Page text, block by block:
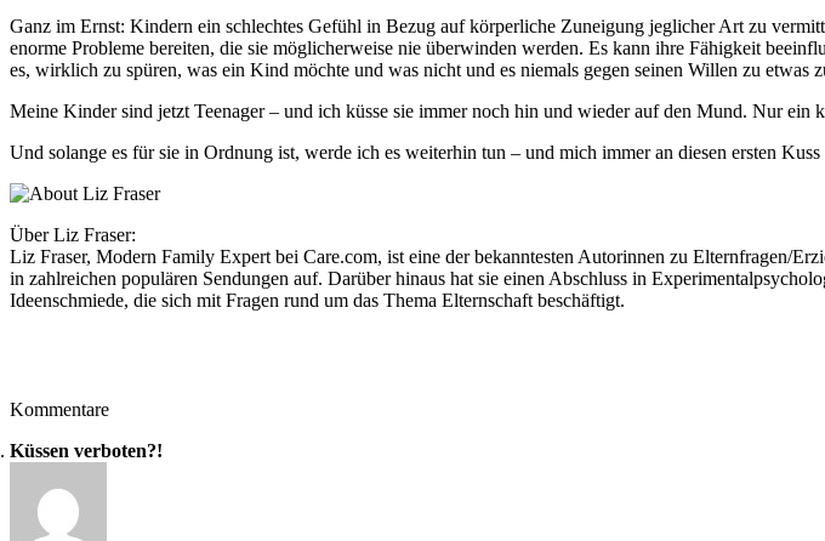
Ganz im Ernst: Kindern ein schlechtes Gefühl in Bezug auf körperliche Zuneigung jeglicher Art zu
enorme Probleme bereiten, die sie möglicherweise nie überwinden werden. Es kann ihre Fähigkeit
es, wirklich zu spüren, was ein Kind möchte und was nicht und es niemals gegen seinen Willen zu etwas
Meine Kinder sind jetzt Teenager – und ich küsse sie immer noch hin und wieder auf den Mund. Nur ein
Und solange es für sie in Ordnung ist, werde ich es weiterhin tun – und mich immer an diesen ersten
Über Liz Fraser:
Liz Fraser, Modern Family Expert bei Care.com, ist eine der bekanntesten Autorinnen zu Elternfragen/
in zahlreichen populären Sendungen auf. Darüber hinaus hat sie einen Abschluss in
Ideenschmiede, die sich mit Fragen rund um das Thema Elternschaft beschäftigt.
Kommentare
Küssen verboten?!